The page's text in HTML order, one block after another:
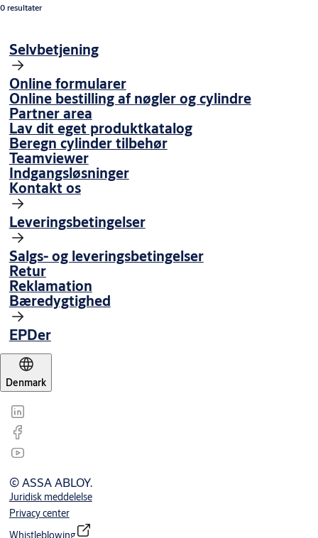
0 resultater
Selvbetjening
Online formularer
Online bestilling af nøgler og cylindre
Partner area
Lav dit eget produktkatalog
Beregn cylinder tilbehør
Teamviewer
Indgangsløsninger
Kontakt os
Leveringsbetingelser
Salgs- og leveringsbetingelser
Retur
Reklamation
Bæredygtighed
EPDer
Denmark
© ASSA ABLOY.
Juridisk meddelelse
Privacy center
Whistleblowing